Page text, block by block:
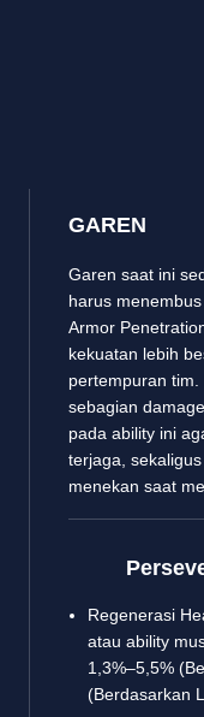
GAREN
Garen saat ini
harus
Armor
kekuatan lebih
pertempuran
sebagian
pada ability ini
terjaga,
menekan saat
Regenerasi
atau ability
1,3%–5,5%
(Berdasarkan